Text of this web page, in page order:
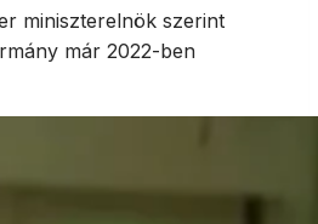
miniszterelnök szerint
már 2022-ben